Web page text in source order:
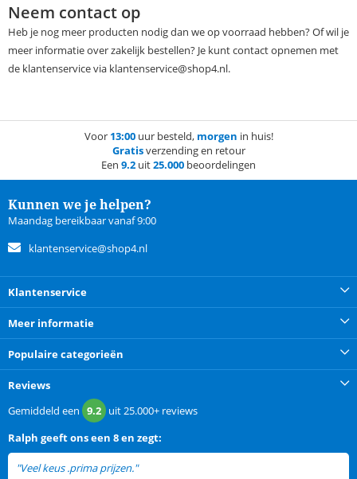
Neem contact op
Heb je nog meer producten nodig dan we op voorraad hebben? Of wil je
meer informatie over zakelijk bestellen? Je kunt contact opnemen met
de klantenservice via klantenservice@shop4.nl.
Voor 13:00uur besteld, morgen in huis!
Gratisverzending en retour
Een 9.2 uit25.000 beoordelingen
Kunnen we je helpen?
Maandag bereikbaar vanaf 9:00
klantenservice@shop4.nl
Klantenservice
Meer informatie
Populaire categorieën
Reviews
Gemiddeld een 9.2 uit25.000+ reviews
Ralph geeft ons een 8 en zegt:
"Veel keus .prima prijzen."